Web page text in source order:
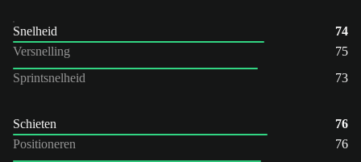
Snelheid
74
Versnelling
75
Sprintsnelheid
73
Schieten
76
Positioneren
76